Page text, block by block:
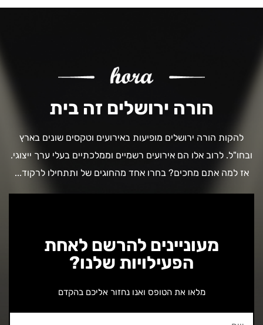
הורה ירושלים זה בית
להקות הורה ירושלים מופיעות באירועים וטקסים שונים בארץ
ובחו"ל. לרוב אלו הם אירועים רשמיים וממלכתיים בעלי ערך ייצוגי.
אז למה אתם מחכים? בחרו אחד מהחוגים של ותתחילו לרקוד...
מעוניינים להרשם לאחת
הפעילויות שלנו?
מלאו את הטופס ואנו נחזור אליכם בהקדם